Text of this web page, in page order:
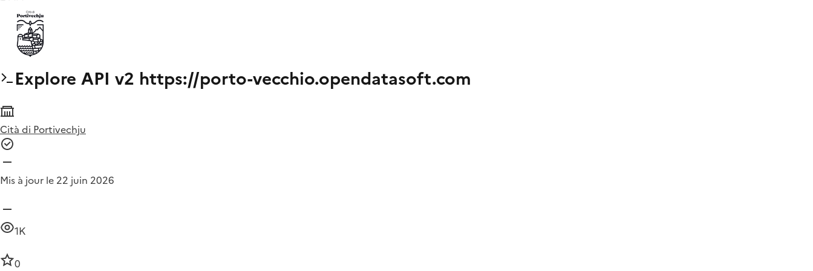
Explore API v2 https://porto-vecchio.opendatasoft.com
Cità di Portivechju
Mis à jour le 22 juin 2026
1K
0